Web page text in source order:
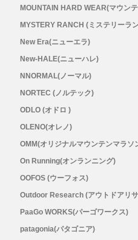
MOUNTAIN HARD WEAR(マウン
MYSTERY RANCH (ミステリーラ
New Era(ニューエラ)
New-HALE(ニューハレ)
NNORMAL(ノーマル)
NORTEC (ノルテック)
ODLO (オドロ )
OLENO(オレノ)
OMM(オリジナルマウンテンマラソ
On Running(オンランニング)
OOFOS (ウーフォス)
Outdoor Research (アウトドアリ
PaaGo WORKS(パーゴワークス)
patagonia(パタゴニア)